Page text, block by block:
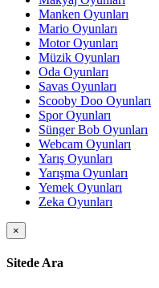
Manken Oyunları
Mario Oyunları
Motor Oyunları
Müzik Oyunları
Oda Oyunları
Savas Oyunları
Scooby Doo Oyunları
Spor Oyunları
Sünger Bob Oyunları
Webcam Oyunları
Yarış Oyunları
Yarışma Oyunları
Yemek Oyunları
Zeka Oyunları
×
Sitede Ara